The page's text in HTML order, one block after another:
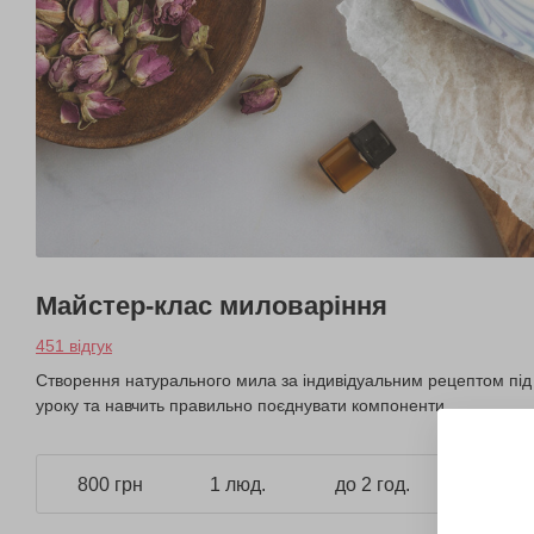
Майстер-клас миловаріння
451 відгук
Створення натурального мила за індивідуальним рецептом
уроку та навчить правильно поєднувати компоненти.
800 грн 1 люд. до 2 год.